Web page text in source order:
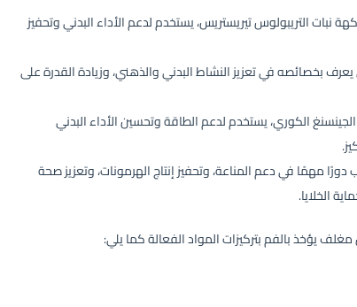
التريبولوس تيريستريس، يستخدم لدعم الأداء البدني وتحفيز
بخصائصه في تعزيز النشاط البدني والذهني، وزيادة القدرة على
الكوري، يستخدم لدعم الطاقة وتحسين الأداء البدني
مهمًا في دعم المناعة، وتحفيز إنتاج الهرمونات، وتعزيز صحة
الخلايا.